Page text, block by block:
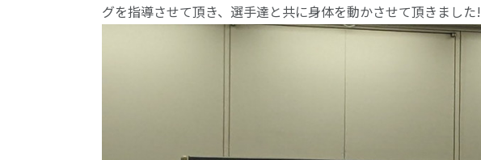
グを指導させて頂き、選手達と共に身体を動かさせて頂きました!